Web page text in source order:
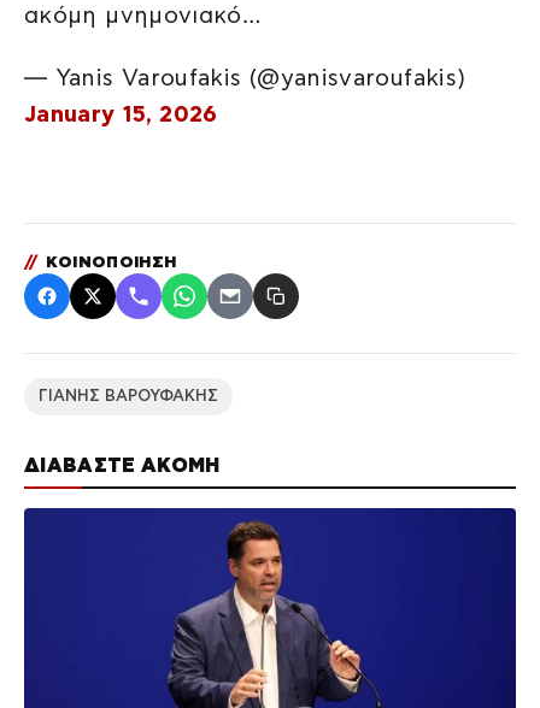
ΔΙΑΒΑΣΤΕ ΑΚΟΜΗ
ακόμη μνημονιακό…
— Yanis Varoufakis (@yanisvaroufakis)
January 15, 2026
// ΚΟΙΝΟΠΟΙΗΣΗ
ΓΙΑΝΗΣ ΒΑΡΟΥΦΑΚΗΣ